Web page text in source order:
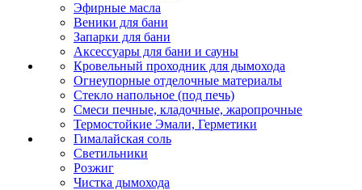
Эфирные масла
Веники для бани
Запарки для бани
Аксессуары для бани и сауны
Кровельный проходник для дымохода
Огнеупорные отделочные материалы
Стекло напольное (под печь)
Смеси печные, кладочные, жаропрочные
Термостойкие Эмали, Герметики
Гималайская соль
Светильники
Розжиг
Чистка дымохода